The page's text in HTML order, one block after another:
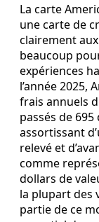
La carte
une carte de
clairement
beaucoup
expériences
l’année 2025,
frais annuels
passés de
assortissant
relevé et
comme
dollars de
la plupart des
partie de ce